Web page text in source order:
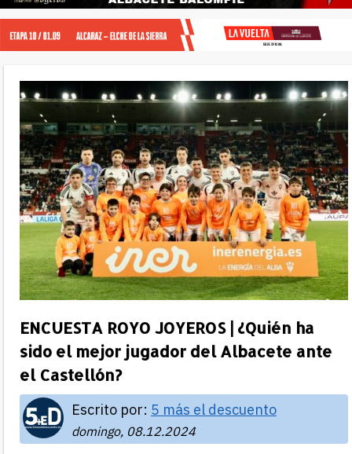
ENCUESTA ROYO JOYEROS | ¿Quién ha
sido el mejor jugador del Albacete ante
el Castellón?
Escrito por: 5 más el descuento
domingo, 08.12.2024